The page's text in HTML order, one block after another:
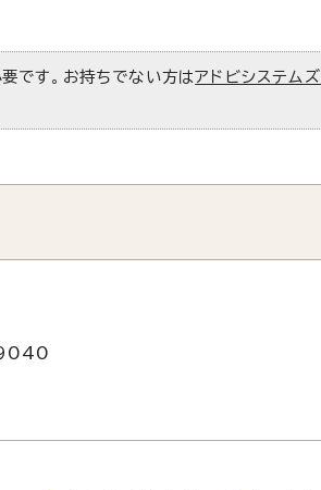
です。お持ちでない方はアドビシステム